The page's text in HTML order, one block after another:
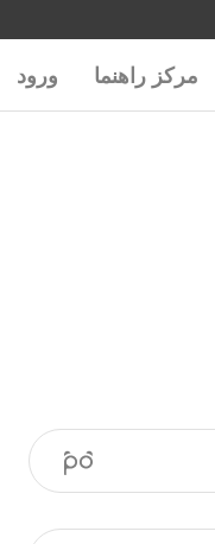
مرکز راهنما ورود